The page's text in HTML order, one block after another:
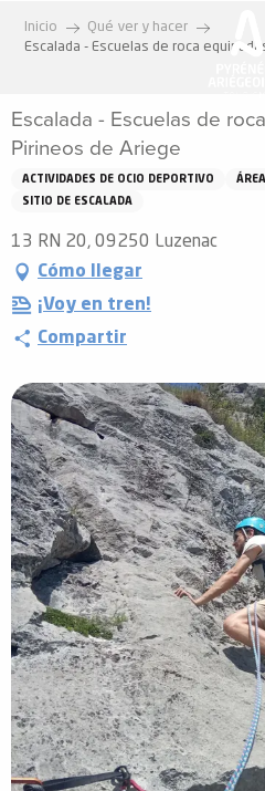
Inicio
Qué ver y hacer
Escalada - Escuelas de roca
Escalada - Escuelas de
Pirineos de Ariege
ACTIVIDADES DE OCIO DEPORTIVO
SITIO DE ESCALADA
13 RN 20, 09250 Luzenac
Cómo llegar
¡Voy en tren!
Compartir